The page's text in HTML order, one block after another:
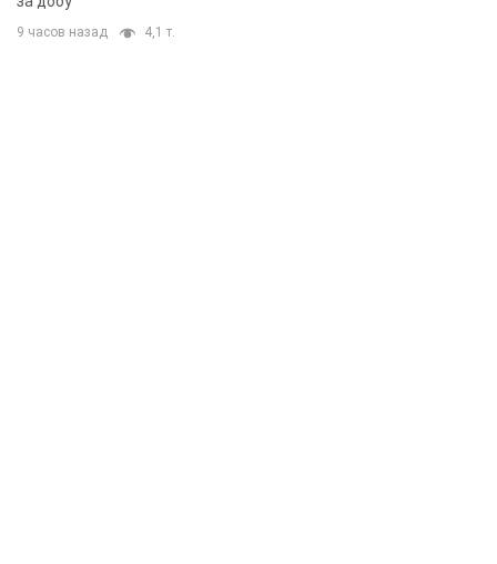
9 часов назад 4,1 т.